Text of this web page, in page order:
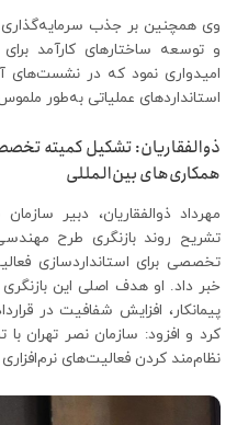
وی همچنین بر جذب
و توسعه ساختارهای کارآمد
امیدواری نمود که در نشست‌های
استانداردهای عملیاتی به‌طور
ذوالفقاریان: تشکیل کمیته
همکاری‌های بین‌المللی
مهرداد ذوالفقاریان، دبیر
تشریح روند بازنگری طرح
تخصصی برای استانداردسازی
خبر داد. او هدف اصلی این بازنگری
پیمانکار، افزایش شفافیت در
کرد و افزود: سازمان نصر تهران
نظام‌مند کردن فعالیت‌های